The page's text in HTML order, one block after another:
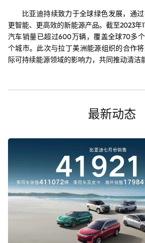
比亚迪持续致力于全球绿色发展，通过
更智能、更高效的新能源产品。截至2023年
汽车销量已超过600万辆，覆盖全球70多
个城市。此次与拉丁美洲能源组织的合作
际可持续能源领域的影响力，共同推动清洁
最新动态